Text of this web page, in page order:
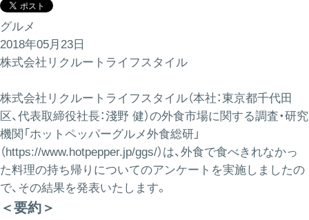
グルメ
2018年05月23日
株式会社リクルートライフスタイル
株式会社リクルートライフスタイル（本社：東京都千代田
区、代表取締役社長：淺野 健）の外食市場に関する調査・研究
機関「ホットペッパーグルメ外食総研」
（https://www.hotpepper.jp/ggs/）は、外食で食べきれなかっ
た料理の持ち帰りについてのアンケートを実施しましたの
で、その結果を発表いたします。
＜要約＞